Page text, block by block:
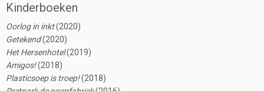
Kinderboeken
Oorlog in inkt(2020)
Getekend(2020)
Het Hersenhotel(2019)
Amigos!(2018)
Plasticsoep is troep!(2018)